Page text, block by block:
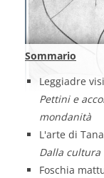
Sommario
Leggiadre
Pettini e
mondanità
L'arte di
Dalla cultura
Foschia